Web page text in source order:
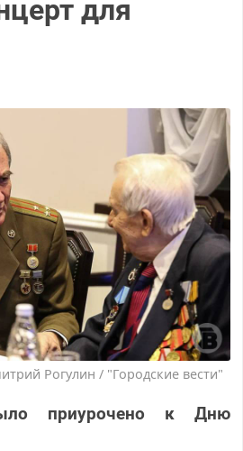
для
Рогулин / "Городские вести"
приурочено к Дню